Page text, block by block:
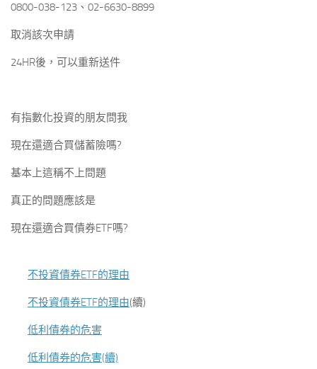
0800-038-123、02-6630-8899
取消該次申請
24HR後，可以重新送件
有指數化投資的朋友問我
現在還適合買儲蓄險嗎?
基本上這稱不上問題
真正的問題應該是
現在還適合買債券ETF嗎?
不投資債券ETF的理由
不投資債券ETF的理由(續)
低利債券的危害
低利債券的危害(續)